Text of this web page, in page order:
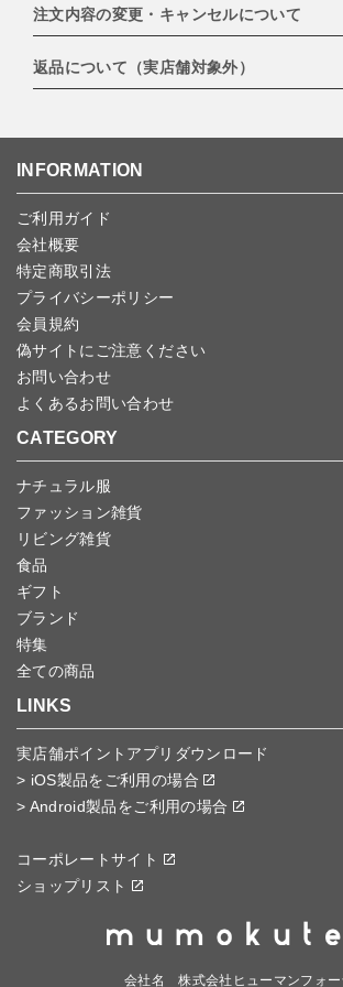
EXPRESS,Diners Club）
・PayPay
・NP後払い
配達業者：日本郵便
北海道：1,400円
沖縄：1,400円
注文内容の変更・キャンセルについて
ご注文日当日から翌日のAM9:00までにご連絡頂
セルは可能です。
ンセルしていただいた後、ご希望の商品のみ再
予約商品など一部キャンセルが出来ない場合がご
じめご了承ください。
返品について（実店舗対象外）
こちらよりご依頼ください。
INFORMATION
ご利用ガイド
会社概要
特定商取引法
プライバシーポリシー
会員規約
偽サイトにご注意ください
お問い合わせ
よくあるお問い合わせ
CATEGORY
ナチュラル服
ファッション雑貨
リビング雑貨
食品
ギフト
ブランド
特集
全ての商品
LINKS
実店舗ポイントアプリダウンロード
> iOS製品をご利用の場合
> Android製品をご利用の場合
コーポレートサイト
ショップリスト
会社名 株式会社ヒューマンフォー